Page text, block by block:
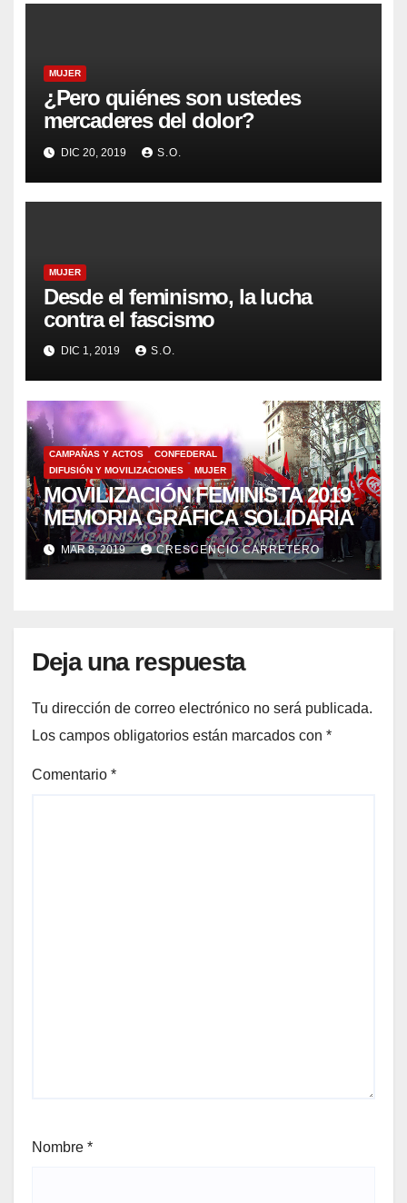
MUJER
¿Pero quiénes son ustedes
mercaderes del dolor?
DIC 20, 2019 S.O.
MUJER
Desde el feminismo, la lucha
contra el fascismo
DIC 1, 2019 S.O.
CAMPAÑAS Y ACTOS
CONFEDERAL
DIFUSIÓN Y MOVILIZACIONES
MUJER
MOVILIZACIÓN FEMINISTA 2019
MEMORIA GRÁFICA SOLIDARIA
MAR 8, 2019 CRESCENCIO CARRETERO
Deja una respuesta
Tu dirección de correo electrónico no será publicada.
Los campos obligatorios están marcados con *
Comentario *
Nombre *